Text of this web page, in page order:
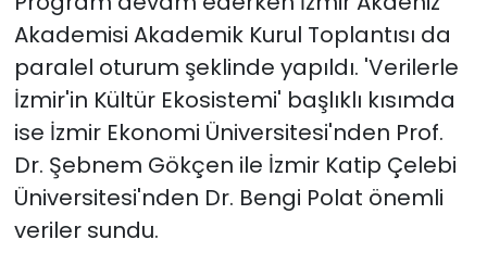
Akademisi Akademik Kurul Toplantısı da
paralel oturum şeklinde yapıldı. 'Verilerle
İzmir'in Kültür Ekosistemi' başlıklı kısımda
ise İzmir Ekonomi Üniversitesi'nden Prof.
Dr. Şebnem Gökçen ile İzmir Katip Çelebi
Üniversitesi'nden Dr. Bengi Polat önemli
veriler sundu.